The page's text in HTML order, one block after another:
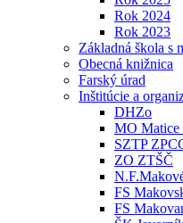
Rok 2024
Rok 2023
Základná škola s
Obecná knižnica
Farský úrad
Inštitúcie a
DHZo
MO Matice
SZTP
ZO ZTŠČ
FS
FS